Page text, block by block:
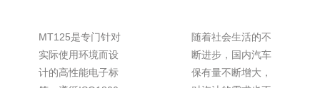
MT125是专门针对
实际使用环境而设
计的高性能电子标
随着社会生活的不
断进步，国内汽车
保有量不断增大，